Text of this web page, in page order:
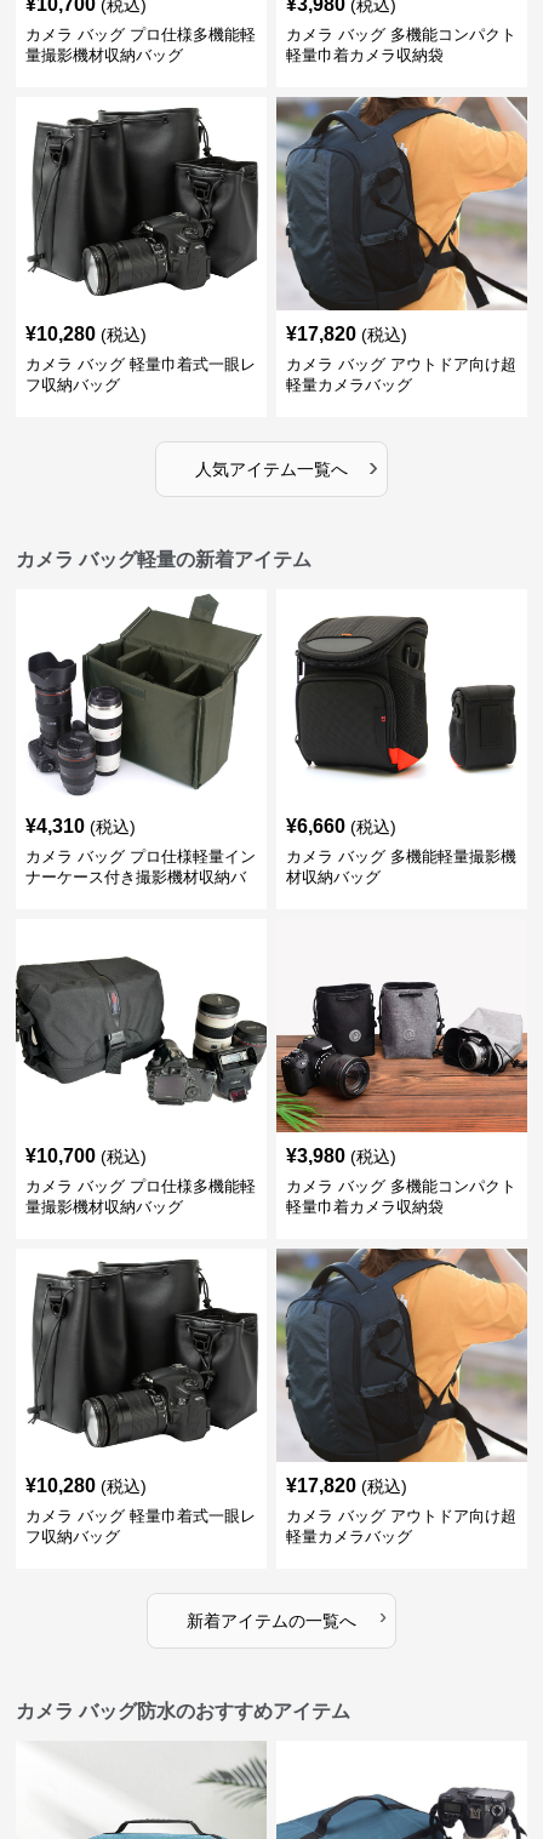
¥10,700 (税込)
カメラ バッグ プロ仕様多機能軽
量撮影機材収納バッグ
¥3,980 (税込)
カメラ バッグ 多機能コンパクト
軽量巾着カメラ収納袋
¥10,280 (税込)
カメラ バッグ 軽量巾着式一眼レ
フ収納バッグ
¥17,820 (税込)
カメラ バッグ アウトドア向け超
軽量カメラバッグ
人気アイテム一覧へ ›
カメラ バッグ軽量の新着アイテム
¥4,310 (税込)
カメラ バッグ プロ仕様軽量イン
ナーケース付き撮影機材収納バ
¥6,660 (税込)
カメラ バッグ 多機能軽量撮影機
材収納バッグ
¥10,700 (税込)
カメラ バッグ プロ仕様多機能軽
量撮影機材収納バッグ
¥3,980 (税込)
カメラ バッグ 多機能コンパクト
軽量巾着カメラ収納袋
¥10,280 (税込)
カメラ バッグ 軽量巾着式一眼レ
フ収納バッグ
¥17,820 (税込)
カメラ バッグ アウトドア向け超
軽量カメラバッグ
新着アイテムの一覧へ ›
カメラ バッグ防水のおすすめアイテム